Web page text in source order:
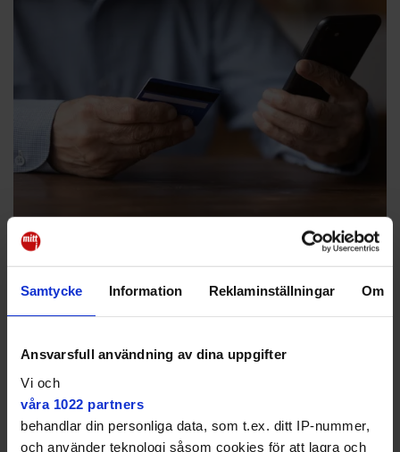
Samtycke Information Reklaminställningar Om
Ansvarsfull användning av dina uppgifter
Vi och
våra 1022 partners
behandlar din personliga data, som t.ex. ditt IP-nummer,
och använder teknologi såsom cookies för att lagra och
Bedrägeri genom social manipulation innebär att offret luras att
känna förtroende för tjuven och sedan blir bestulen på pengar eller
värdesaker.
Mostphotos
2026-02-01 07:30
ut, enligt Newsworthy som har tittat på
Brottsförebyggande rådets preliminära
statistik för 2025.
D F T E C R